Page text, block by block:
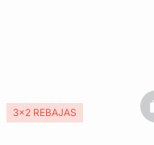
3x2 REBAJAS